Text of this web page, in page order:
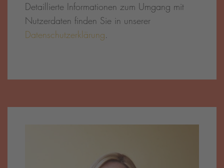
Detaillierte Informationen zum Umgang mit
Nutzerdaten finden Sie in unserer
Datenschutzerklärung